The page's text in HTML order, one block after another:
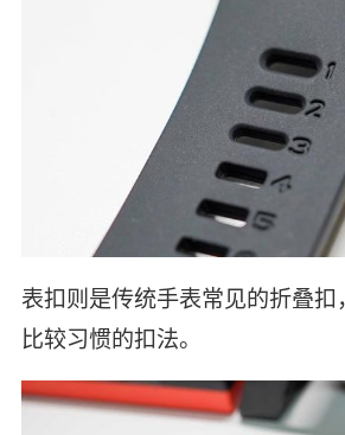
表扣则是传统手表常见的折叠
比较习惯的扣法。